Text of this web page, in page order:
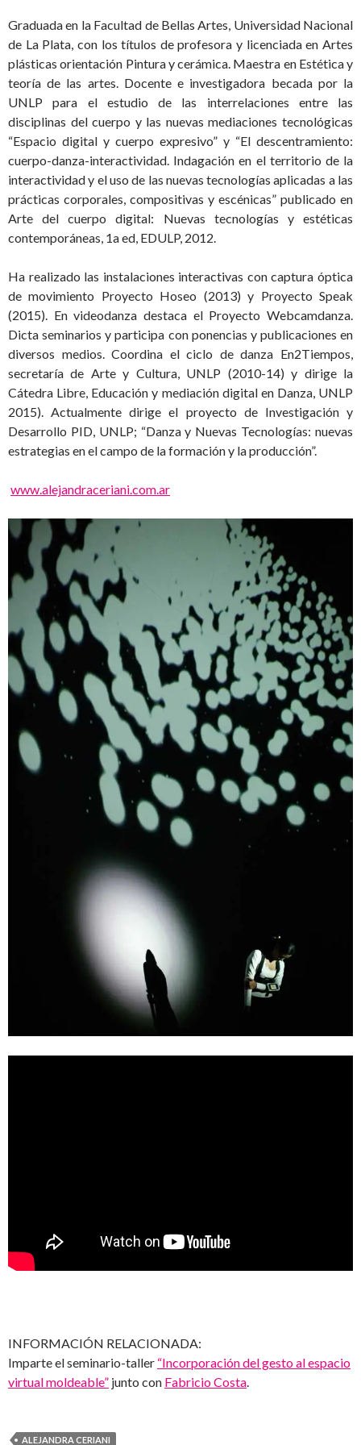
Graduada en la Facultad de Bellas Artes, Universidad Nacional
de La Plata, con los títulos de profesora y licenciada en Artes
plásticas orientación Pintura y cerámica. Maestra en Estética y
teoría de las artes. Docente e investigadora becada por la
UNLP para el estudio de las interrelaciones entre las
disciplinas del cuerpo y las nuevas mediaciones tecnológicas
“Espacio digital y cuerpo expresivo” y “El descentramiento:
cuerpo-danza-interactividad. Indagación en el territorio de la
interactividad y el uso de las nuevas tecnologías aplicadas a las
prácticas corporales, compositivas y escénicas” publicado en
Arte del cuerpo digital: Nuevas tecnologías y estéticas
contemporáneas, 1a ed, EDULP, 2012.
Ha realizado las instalaciones interactivas con captura óptica
de movimiento Proyecto Hoseo (2013) y Proyecto Speak
(2015). En videodanza destaca el Proyecto Webcamdanza.
Dicta seminarios y participa con ponencias y publicaciones en
diversos medios. Coordina el ciclo de danza En2Tiempos,
secretaría de Arte y Cultura, UNLP (2010-14) y dirige la
Cátedra Libre, Educación y mediación digital en Danza, UNLP
2015). Actualmente dirige el proyecto de Investigación y
Desarrollo PID, UNLP; “Danza y Nuevas Tecnologías: nuevas
estrategias en el campo de la formación y la producción”.
www.alejandraceriani.com.ar
INFORMACIÓN RELACIONADA:
Imparte el seminario-taller “Incorporación del gesto al espacio
virtual moldeable” junto con Fabricio Costa
ALEJANDRA CERIANI